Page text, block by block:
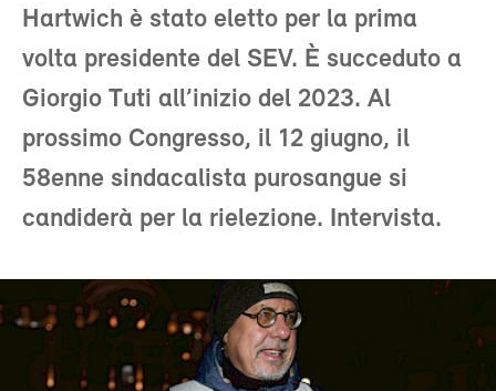
Hartwich è stato eletto per la prima
volta presidente del SEV. È succeduto a
Giorgio Tuti all’inizio del 2023. Al
prossimo Congresso, il 12 giugno, il
58enne sindacalista purosangue si
candiderà per la rielezione. Intervista.